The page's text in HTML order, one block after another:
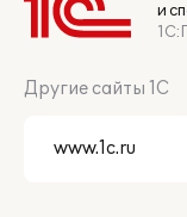
и
Другие сайты 1С